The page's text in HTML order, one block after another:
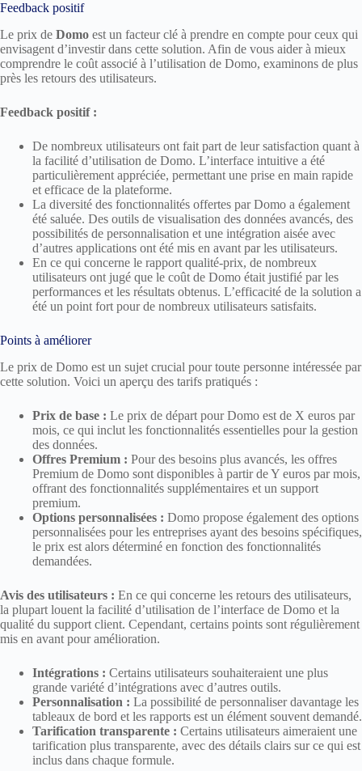
Feedback positif
Le prix de Domo est un facteur clé à prendre en compte pour ceux qui
envisagent d’investir dans cette solution. Afin de vous aider à mieux
comprendre le coût associé à l’utilisation de Domo, examinons de plus
près les retours des utilisateurs.
Feedback positif :
De nombreux utilisateurs ont fait part de leur satisfaction quant à
la facilité d’utilisation de Domo. L’interface intuitive a été
particulièrement appréciée, permettant une prise en main rapide
et efficace de la plateforme.
La diversité des fonctionnalités offertes par Domo a également
été saluée. Des outils de visualisation des données avancés, des
possibilités de personnalisation et une intégration aisée avec
d’autres applications ont été mis en avant par les utilisateurs.
En ce qui concerne le rapport qualité-prix, de nombreux
utilisateurs ont jugé que le coût de Domo était justifié par les
performances et les résultats obtenus. L’efficacité de la solution a
été un point fort pour de nombreux utilisateurs satisfaits.
Points à améliorer
Le prix de Domo est un sujet crucial pour toute personne intéressée par
cette solution. Voici un aperçu des tarifs pratiqués :
Prix de base : Le prix de départ pour Domo est de X euros par
mois, ce qui inclut les fonctionnalités essentielles pour la gestion
des données.
Offres Premium : Pour des besoins plus avancés, les offres
Premium de Domo sont disponibles à partir de Y euros par mois,
offrant des fonctionnalités supplémentaires et un support
premium.
Options personnalisées : Domo propose également des options
personnalisées pour les entreprises ayant des besoins spécifiques,
le prix est alors déterminé en fonction des fonctionnalités
demandées.
Avis des utilisateurs : En ce qui concerne les retours des utilisateurs,
la plupart louent la facilité d’utilisation de l’interface de Domo et la
qualité du support client. Cependant, certains points sont régulièrement
mis en avant pour amélioration.
Intégrations : Certains utilisateurs souhaiteraient une plus
grande variété d’intégrations avec d’autres outils.
Personnalisation : La possibilité de personnaliser davantage les
tableaux de bord et les rapports est un élément souvent demandé.
Tarification transparente : Certains utilisateurs aimeraient une
tarification plus transparente, avec des détails clairs sur ce qui est
inclus dans chaque formule.